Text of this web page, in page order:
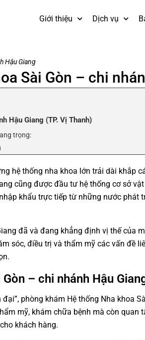
Giới thiệu Dịch vụ
Hậu Giang
Sài Gòn – chi
Hậu Giang (TP. Vị Thanh)
trọng:
hệ thống nha khoa lớn trải dài khắp
cũng được đầu tư hệ thống cơ sở
khẩu trực tiếp từ những nước phát
đã và đang khẳng định vị thế của
sóc, điều trị và thẩm mỹ các vấn đề
– chi nhánh Hậu
phòng khám Hệ thống Nha khoa
mỹ, khám chữa bệnh mà còn quan
khách hàng.